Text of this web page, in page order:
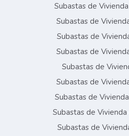
Subastas de
Subastas de
Subastas de
Subastas de
Subastas de
Subastas de
Subastas de
Subastas de
Subastas de